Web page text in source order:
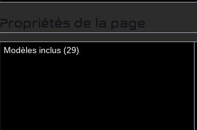
Propriétés de la page
Modèles inclus (29)